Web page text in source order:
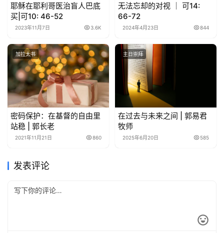
耶稣在耶利哥医治盲人巴底
买|可10: 46-52
2023年11月7日 3.6K
无法忘却的对视 ｜ 可14:
66-72
2024年4月23日 844
加拉太书
密码保护：在基督的自由里
站稳 | 郭长老
2021年11月21日 860
主日崇拜
在过去与未来之间 | 郭易君
牧师
2025年6月20日 585
发表评论